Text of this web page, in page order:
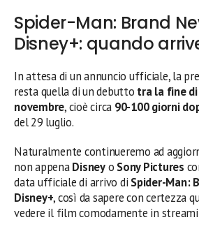
Spider-Man: Brand
Disney+: quando
In attesa di un annuncio ufficiale, la
resta quella di un debutto tra la fine
novembre, cioè circa 90-100 giorni
del 29 luglio.
Naturalmente continueremo ad
non appenaDisneyo Sony Pictures
data ufficiale di arrivo di Spider-Man:
Disney+, così da sapere con certezza
vedere il film comodamente in